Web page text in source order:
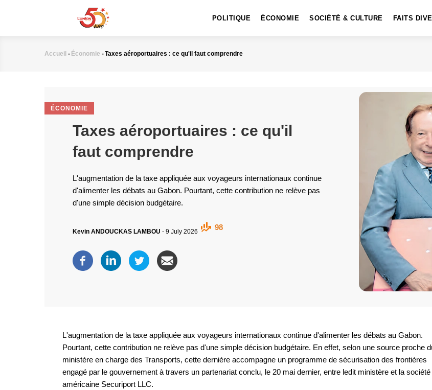
POLITIQUE ÉCONOMIE SOCIÉTÉ & CULTURE FAITS
Fil
Accueil - Économie -Taxes aéroportuaires : ce qu'il faut comprendre
ÉCONOMIE
Taxes aéroportuaires : ce qu'il
faut comprendre
L'augmentation de la taxe appliquée aux voyageurs internationaux continue
d'alimenter les débats au Gabon. Pourtant, cette contribution ne relève pas
d'une simple décision budgétaire.
Kevin ANDOUCKAS LAMBOU - 9 July 2026
98
L'augmentation de la taxe appliquée aux voyageurs internationaux continue d'alimenter les débats au Gabon.
Pourtant, cette contribution ne relève pas d'une simple décision budgétaire. En effet, selon une source proche
ministère en charge des Transports, cette dernière accompagne un programme de sécurisation des frontières
engagé par le gouvernement à travers un partenariat conclu, le 20 mai dernier, entre ledit ministère et la société
américaine Securiport LLC.